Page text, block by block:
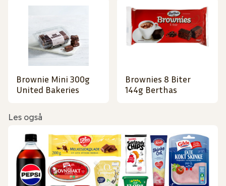
Brownie Mini 300g
United Bakeries
Brownies 8 Biter
144g Berthas
Les også